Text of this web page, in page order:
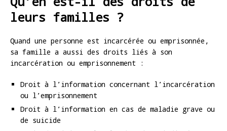
leurs familles ?
Quand une personne est incarcérée ou emprisonnée,
sa famille a aussi des droits liés à son
incarcération ou emprisonnement :
Droit à l’information concernant l’incarcération
ou l’emprisonnement
Droit à l’information en cas de maladie grave ou
de suicide